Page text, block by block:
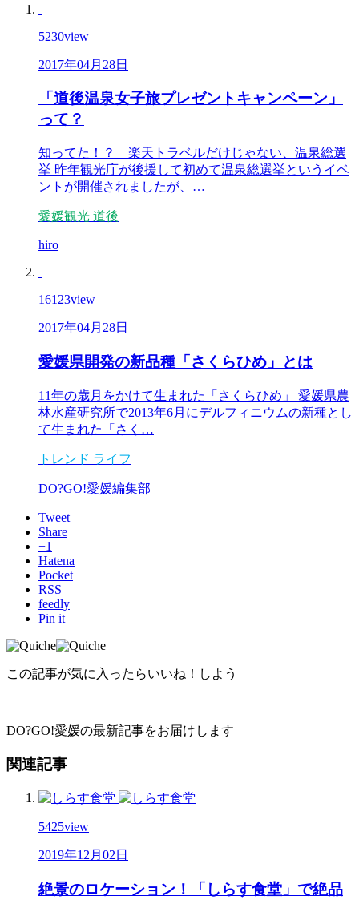
5230view
2017年04月28日
「道後温泉女子旅プレゼントキャンペーン」
って？
知ってた！？ 楽天トラベルだけじゃない、温泉総選
挙 昨年観光庁が後援して初めて温泉総選挙というイベ
ントが開催されましたが、…
愛媛観光 道後
hiro
16123view
2017年04月28日
愛媛県開発の新品種「さくらひめ」とは
11年の歳月をかけて生まれた「さくらひめ」 愛媛県農
林水産研究所で2013年6月にデルフィニウムの新種とし
て生まれた「さく…
トレンド ライフ
DO?GO!愛媛編集部
Tweet
Share
+1
Hatena
Pocket
RSS
feedly
Pin it
この記事が気に入ったらいいね！しよう
DO?GO!愛媛の最新記事をお届けします
関連記事
5425view
2019年12月02日
絶景のロケーション！「しらす食堂」で絶品